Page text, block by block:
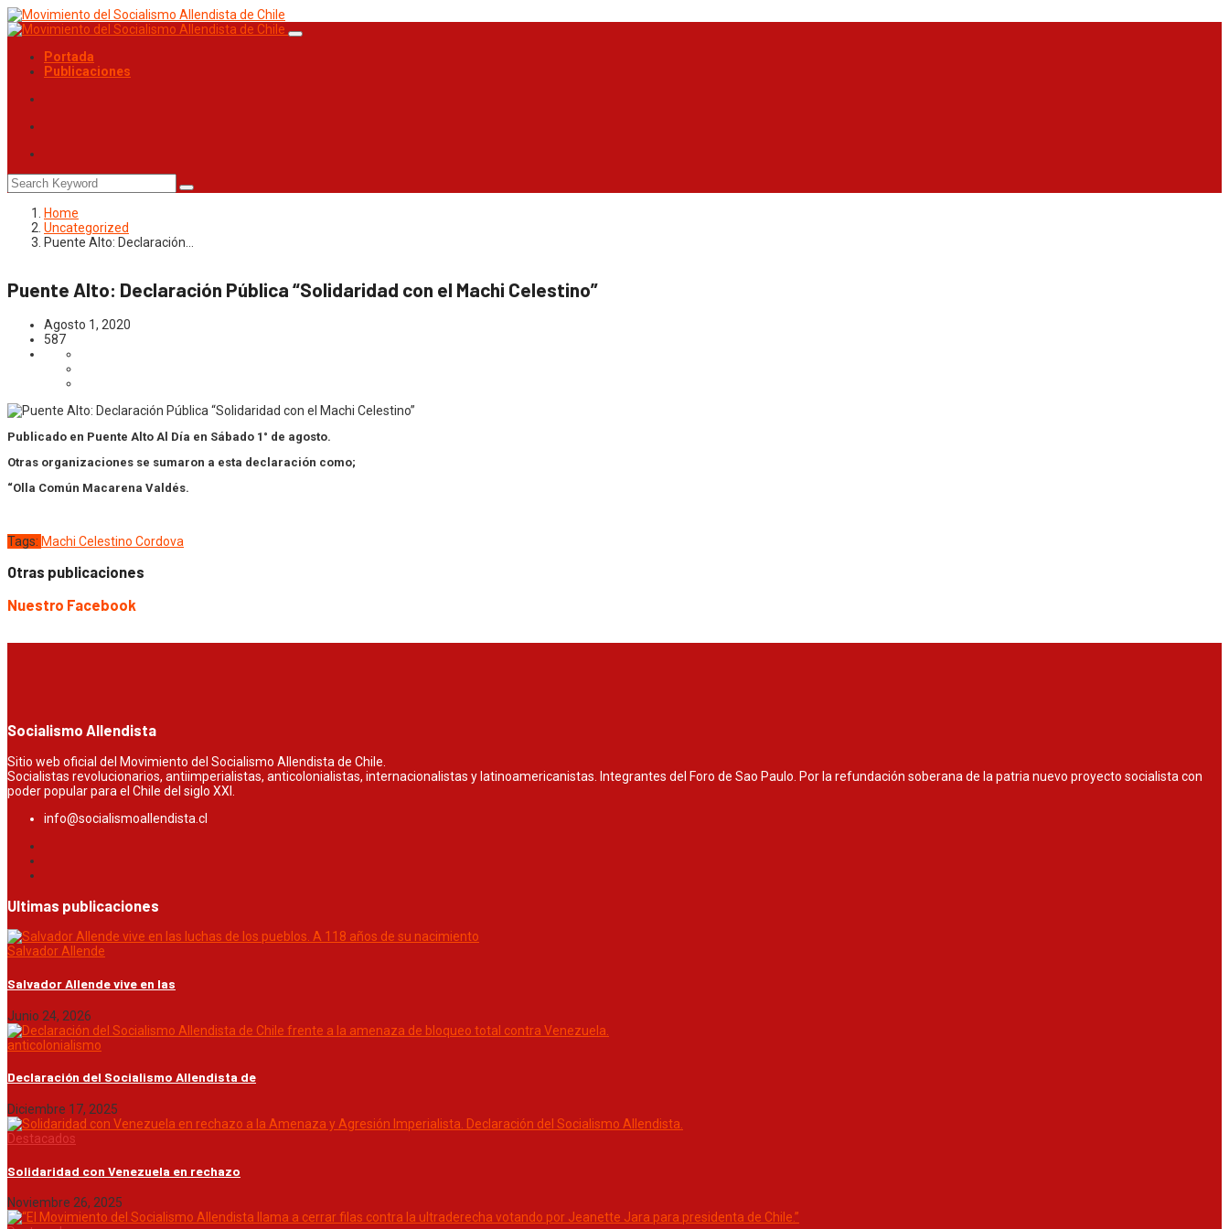
Portada
Publicaciones
Home
Uncategorized
Puente Alto: Declaración…
Puente Alto: Declaración Pública “Solidaridad con el Machi Celestino”
Agosto 1, 2020
587
Publicado en Puente Alto Al Día en Sábado 1° de agosto.
Otras organizaciones se sumaron a esta declaración como;
“Olla Común Macarena Valdés.
Tags: Machi Celestino Cordova
Otras publicaciones
Nuestro Facebook
Socialismo Allendista
Sitio web oficial del Movimiento del Socialismo Allendista de Chile.
Socialistas revolucionarios, antiimperialistas, anticolonialistas, internacionalistas y latinoamericanistas. Integrantes del Foro de Sao Paulo. Por la refundación soberana de la patria nuevo proyecto socialista con
poder popular para el Chile del siglo XXI.
info@socialismoallendista.cl
Ultimas publicaciones
Salvador Allende
Salvador Allende vive en las
Junio 24, 2026
anticolonialismo
Declaración del Socialismo Allendista de
Diciembre 17, 2025
Destacados
Solidaridad con Venezuela en rechazo
Noviembre 26, 2025